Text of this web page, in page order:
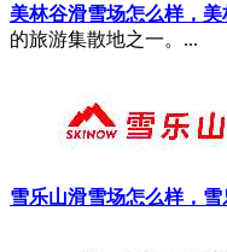
美林谷滑雪场怎么样，
的旅游集散地之一。...
雪乐山滑雪场怎么样，